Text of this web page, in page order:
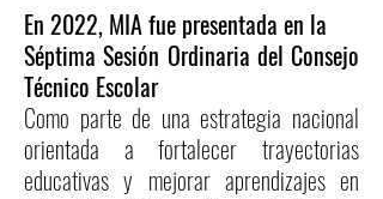
En 2022, MIA fue presentada en la
Séptima Sesión Ordinaria del Consejo
Técnico Escolar
Como parte de una estrategia nacional
orientada a fortalecer trayectorias
educativas y mejorar aprendizajes en